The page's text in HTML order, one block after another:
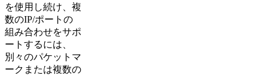
を使用し続け、複
数のIP/ポートの
組み合わせをサポ
ートするには、
別々のパケットマ
ークまたは複数の